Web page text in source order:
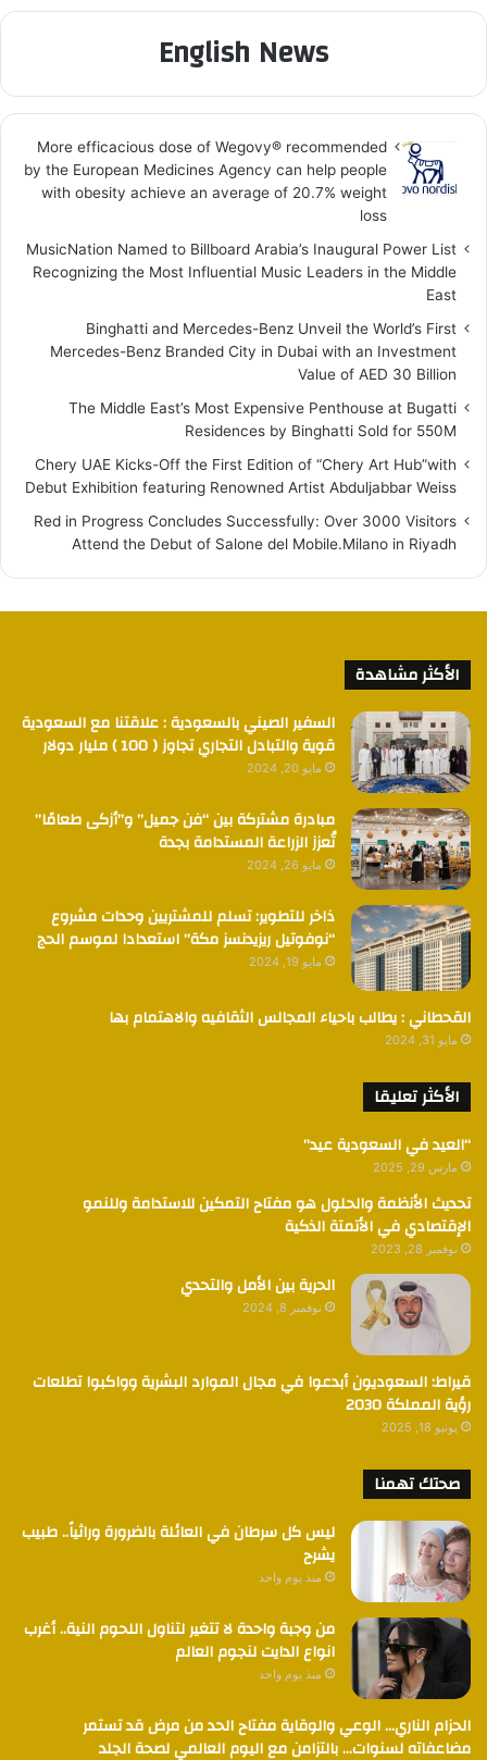
English News
More efficacious dose of Wegovy®️ recommended
by the European Medicines Agency can help people
with obesity achieve an average of 20.7% weight
loss
MusicNation Named to Billboard Arabia’s Inaugural Power List
Recognizing the Most Influential Music Leaders in the Middle
East
Binghatti and Mercedes-Benz Unveil the World’s First
Mercedes-Benz Branded City in Dubai with an Investment
Value of AED 30 Billion
The Middle East’s Most Expensive Penthouse at Bugatti
Residences by Binghatti Sold for 550M
Chery UAE Kicks-Off the First Edition of “Chery Art Hub”with
Debut Exhibition featuring Renowned Artist Abduljabbar Weiss
Red in Progress Concludes Successfully: Over 3000 Visitors
Attend the Debut of Salone del Mobile.Milano in Riyadh
الأكثر مشاهدة
السفير الصيني بالسعودية : علاقتنا مع السعودية
قوية والتبادل التجاري تجاوز ( 100 ) مليار دولار
مايو 20, 2024
مبادرة مشتركة بين “فن جميل” و”أزكى طعامًا”
تُعزز الزراعة المستدامة بجدة
مايو 26, 2024
ذاخر للتطوير: تسلم للمشتريين وحدات مشروع
“نوفوتيل ريزيدنسز مكة” استعدادا لموسم الحج
مايو 19, 2024
القحطاني : يطالب باحياء المجالس الثقافيه والاهتمام بها
مايو 31, 2024
الأكثر تعليقا
“العيد في السعودية عيد”
مارس 29, 2025
تحديث الأنظمة والحلول هو مفتاح التمكين للاستدامة وللنمو
الإقتصادي في الأتمتة الذكية
نوفمبر 28, 2023
الحرية بين الأمل والتحدي
نوفمبر 8, 2024
قيراط: السعوديون أبدعوا في مجال الموارد البشرية وواكبوا تطلعات
رؤية المملكة 2030
يونيو 18, 2025
صحتك تهمنا
ليس كل سرطان في العائلة بالضرورة وراثياً.. طبيب
يشرح
منذ يوم واحد
من وجبة واحدة لا تتغير لتناول اللحوم النية.. أغرب
انواع الدايت لنجوم العالم
منذ يوم واحد
الحزام الناري… الوعي والوقاية مفتاح الحد من مرض قد تستمر
مضاعفاته لسنوات… بالتزامن مع اليوم العالمي لصحة الجلد